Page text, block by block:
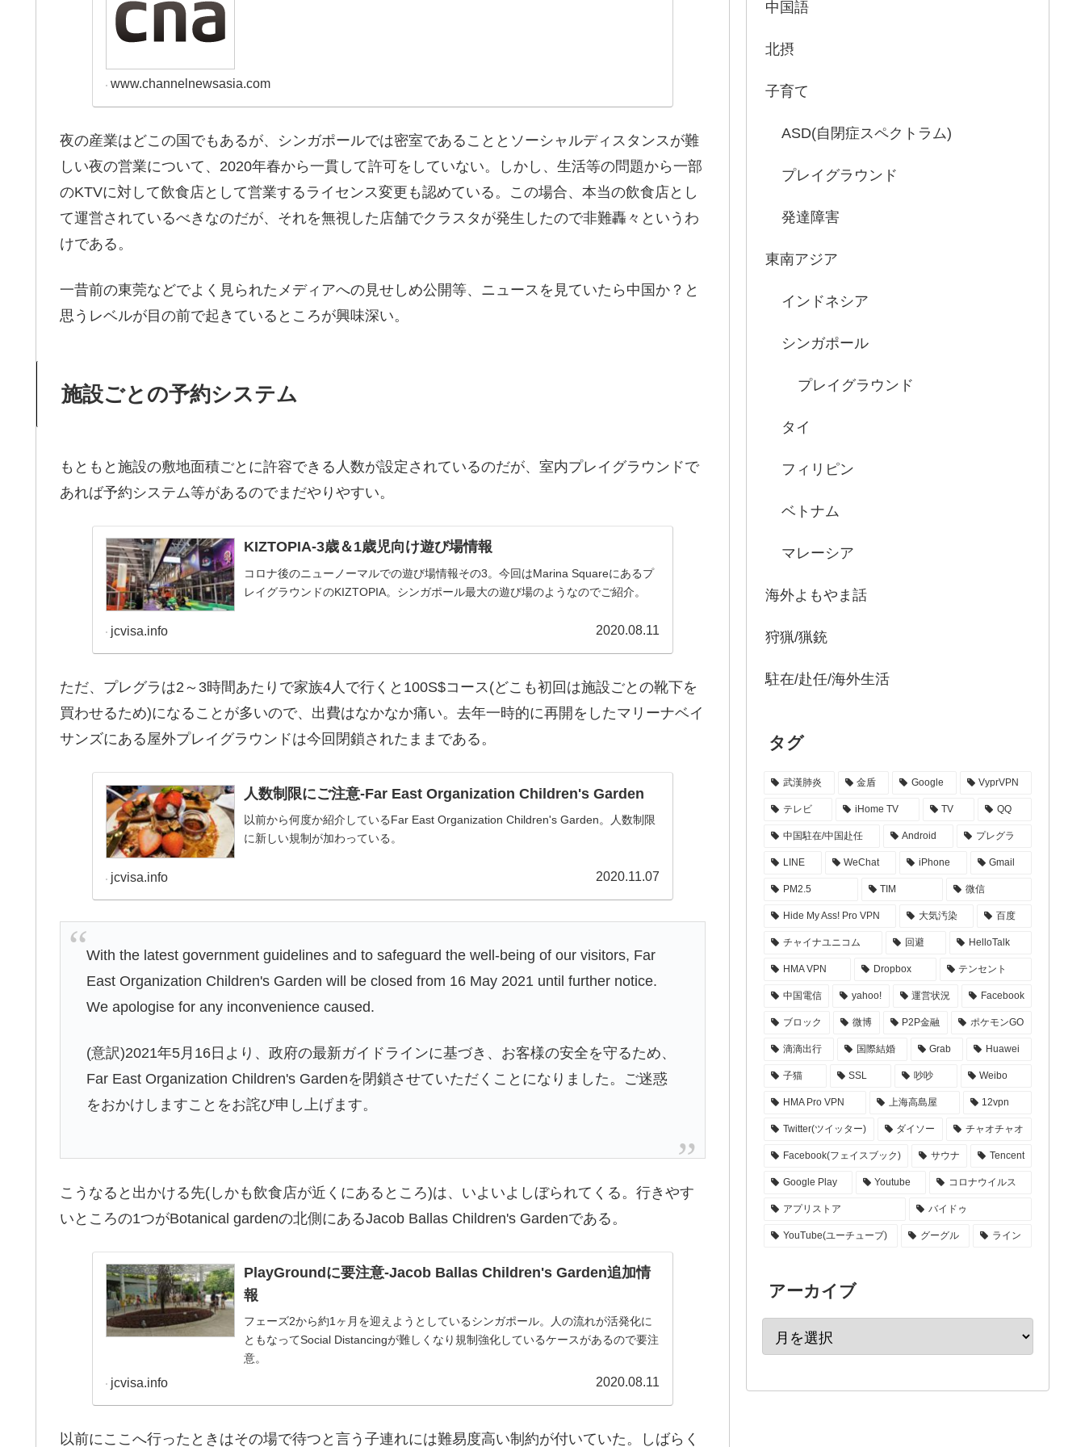
www.channelnewsasia.com
夜の産業はどこの国でもあるが、シンガポールでは密室であることとソーシャルディスタンスが難
しい夜の営業について、2020年春から一貫して許可をしていない。しかし、生活等の問題から一部
のKTVに対して飲食店として営業するライセンス変更も認めている。この場合、本当の飲食店とし
て運営されているべきなのだが、それを無視した店舗でクラスタが発生したので非難轟々というわ
けである。
一昔前の東莞などでよく見られたメディアへの見せしめ公開等、ニュースを見ていたら中国か？と
思うレベルが目の前で起きているところが興味深い。
施設ごとの予約システム
もともと施設の敷地面積ごとに許容できる人数が設定されているのだが、室内プレイグラウンドで
あれば予約システム等があるのでまだやりやすい。
KIZTOPIA-3歳＆1歳児向け遊び場情報
コロナ後のニューノーマルでの遊び場情報その3。今回はMarina Squareにあるプ
レイグラウンドのKIZTOPIA。シンガポール最大の遊び場のようなのでご紹介。
jcvisa.info 2020.08.11
ただ、プレグラは2～3時間あたりで家族4人で行くと100S$コース(どこも初回は施設ごとの靴下を
買わせるため)になることが多いので、出費はなかなか痛い。去年一時的に再開をしたマリーナベイ
サンズにある屋外プレイグラウンドは今回閉鎖されたままである。
人数制限にご注意-Far East Organization Children's Garden
以前から何度か紹介しているFar East Organization Children's Garden。人数制限
に新しい規制が加わっている。
jcvisa.info 2020.11.07
With the latest government guidelines and to safeguard the well-being of our visitors, Far
East Organization Children's Garden will be closed from 16 May 2021 until further notice.
We apologise for any inconvenience caused.
(意訳)2021年5月16日より、政府の最新ガイドラインに基づき、お客様の安全を守るため、
Far East Organization Children's Gardenを閉鎖させていただくことになりました。ご迷惑
をおかけしますことをお詫び申し上げます。
こうなると出かける先(しかも飲食店が近くにあるところ)は、いよいよしぼられてくる。行きやす
いところの1つがBotanical gardenの北側にあるJacob Ballas Children's Gardenである。
PlayGroundに要注意-Jacob Ballas Children's Garden追加情
報
フェーズ2から約1ヶ月を迎えようとしているシンガポール。人の流れが活発化に
ともなってSocial Distancingが難しくなり規制強化しているケースがあるので要注
意。
jcvisa.info 2020.08.11
以前にここへ行ったときはその場で待つと言う子連れには難易度高い制約が付いていた。しばらく
中国語
北摂
子育て
ASD(自閉症スペクトラム)
プレイグラウンド
発達障害
東南アジア
インドネシア
シンガポール
プレイグラウンド
タイ
フィリピン
ベトナム
マレーシア
海外よもやま話
狩猟/猟銃
駐在/赴任/海外生活
タグ
武漢肺炎 金盾 Google VyprVPN
テレビ iHome TV TV QQ
中国駐在/中国赴任 Android プレグラ
LINE WeChat iPhone Gmail
PM2.5 TIM 微信
Hide My Ass! Pro VPN 大気汚染 百度
チャイナユニコム 回避 HelloTalk
HMA VPN Dropbox テンセント
中国電信 yahoo! 運営状況 Facebook
ブロック 微博 P2P金融 ポケモンGO
滴滴出行 国際結婚 Grab Huawei
子猫 SSL 吵吵 Weibo
HMA Pro VPN 上海高島屋 12vpn
Twitter(ツイッター) ダイソー チャオチャオ
Facebook(フェイスブック) サウナ Tencent
Google Play Youtube コロナウイルス
アプリストア バイドゥ
YouTube(ユーチューブ) グーグル ライン
アーカイブ